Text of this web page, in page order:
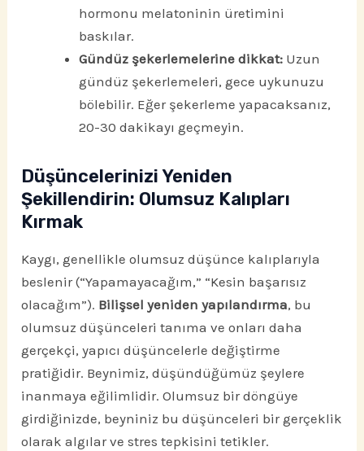
hormonu melatoninin üretimini
baskılar.
Gündüz şekerlemelerine dikkat: Uzun
gündüz şekerlemeleri, gece uykunuzu
bölebilir. Eğer şekerleme yapacaksanız,
20-30 dakikayı geçmeyin.
Düşüncelerinizi Yeniden
Şekillendirin: Olumsuz Kalıpları
Kırmak
Kaygı, genellikle olumsuz düşünce kalıplarıyla
beslenir (“Yapamayacağım,” “Kesin başarısız
olacağım”). Bilişsel yeniden yapılandırma, bu
olumsuz düşünceleri tanıma ve onları daha
gerçekçi, yapıcı düşüncelerle değiştirme
pratiğidir. Beynimiz, düşündüğümüz şeylere
inanmaya eğilimlidir. Olumsuz bir döngüye
girdiğinizde, beyniniz bu düşünceleri bir gerçeklik
olarak algılar ve stres tepkisini tetikler.